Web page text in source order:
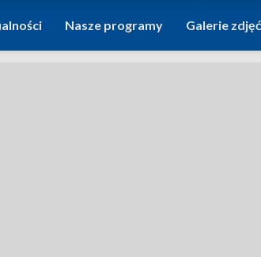
Nasze programy Galerie zdjęć